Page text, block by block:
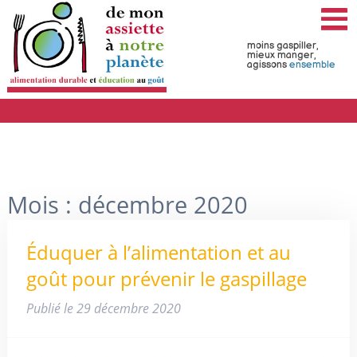
moins gaspiller,
mieux manger,
agissonsensemble
Mois : décembre 2020
Éduquer à l’alimentation et au
goût pour prévenir le gaspillage
Publié le29 décembre 2020